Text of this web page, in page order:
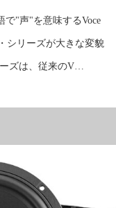
で"声"を意味するVoce
シリーズが大きな変貌
ズは、従来のV…